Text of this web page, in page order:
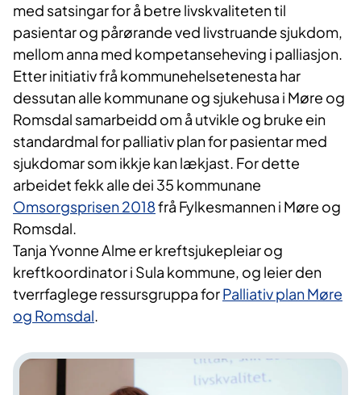
med satsingar for å betre livskvaliteten til
pasientar og pårørande ved livstruande sjukdom,
mellom anna med kompetanseheving i palliasjon.
Etter initiativ frå kommunehelsetenesta har
dessutan alle kommunane og sjukehusa i Møre og
Romsdal samarbeidd om å utvikle og bruke ein
standardmal for palliativ plan for pasientar med
sjukdomar som ikkje kan lækjast. For dette
arbeidet fekk alle dei 35 kommunane
Omsorgsprisen 2018frå Fylkesmannen i Møre og
Romsdal.
Tanja Yvonne Alme er kreftsjukepleiar og
kreftkoordinator i Sula kommune, og leier den
tverrfaglege ressursgruppa forPalliativ plan Møre
og Romsdal.